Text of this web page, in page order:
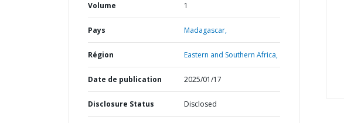
Volume 1
Pays Madagascar,
Région Eastern and Southern Africa,
Date de publication 2025/01/17
Disclosure Status Disclosed